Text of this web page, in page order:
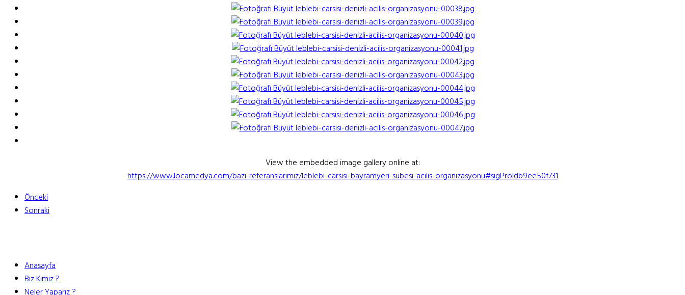
View the embedded image gallery online at:
https://www.locamedya.com/bazi-referanslarimiz/leblebi-carsisi-bayramyeri-subesi-acilis-organizasyonu#sigProIdb9ee50f731
Önceki
Sonraki
Anasayfa
Biz Kimiz ?
Neler Yaparız ?